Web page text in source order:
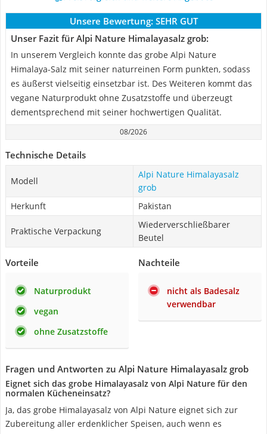
Unsere Bewertung: SEHR GUT
Unser Fazit für Alpi Nature Himalayasalz grob:
In unserem Vergleich konnte das grobe Alpi Nature
Himalaya-Salz mit seiner naturreinen Form punkten, sodass
es äußerst vielseitig einsetzbar ist. Des Weiteren kommt das
vegane Naturprodukt ohne Zusatzstoffe und überzeugt
dementsprechend mit seiner hochwertigen Qualität.
08/2026
Technische Details
Modell
Alpi Nature Himalayasalz
grob
Herkunft
Pakistan
Praktische Verpackung
Wiederverschließbarer
Beutel
Vorteile
Naturprodukt
vegan
ohne Zusatzstoffe
Nachteile
nicht als Badesalz
verwendbar
Fragen und Antworten zu Alpi Nature Himalayasalz grob
Eignet sich das grobe Himalayasalz von Alpi Nature für den
normalen Kücheneinsatz?
Ja, das grobe Himalayasalz von Alpi Nature eignet sich zur
Zubereitung aller erdenklicher Speisen, auch wenn es